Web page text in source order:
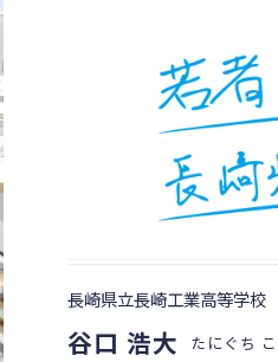
長崎県立長崎工業高等学校
谷口 浩大 たにぐち